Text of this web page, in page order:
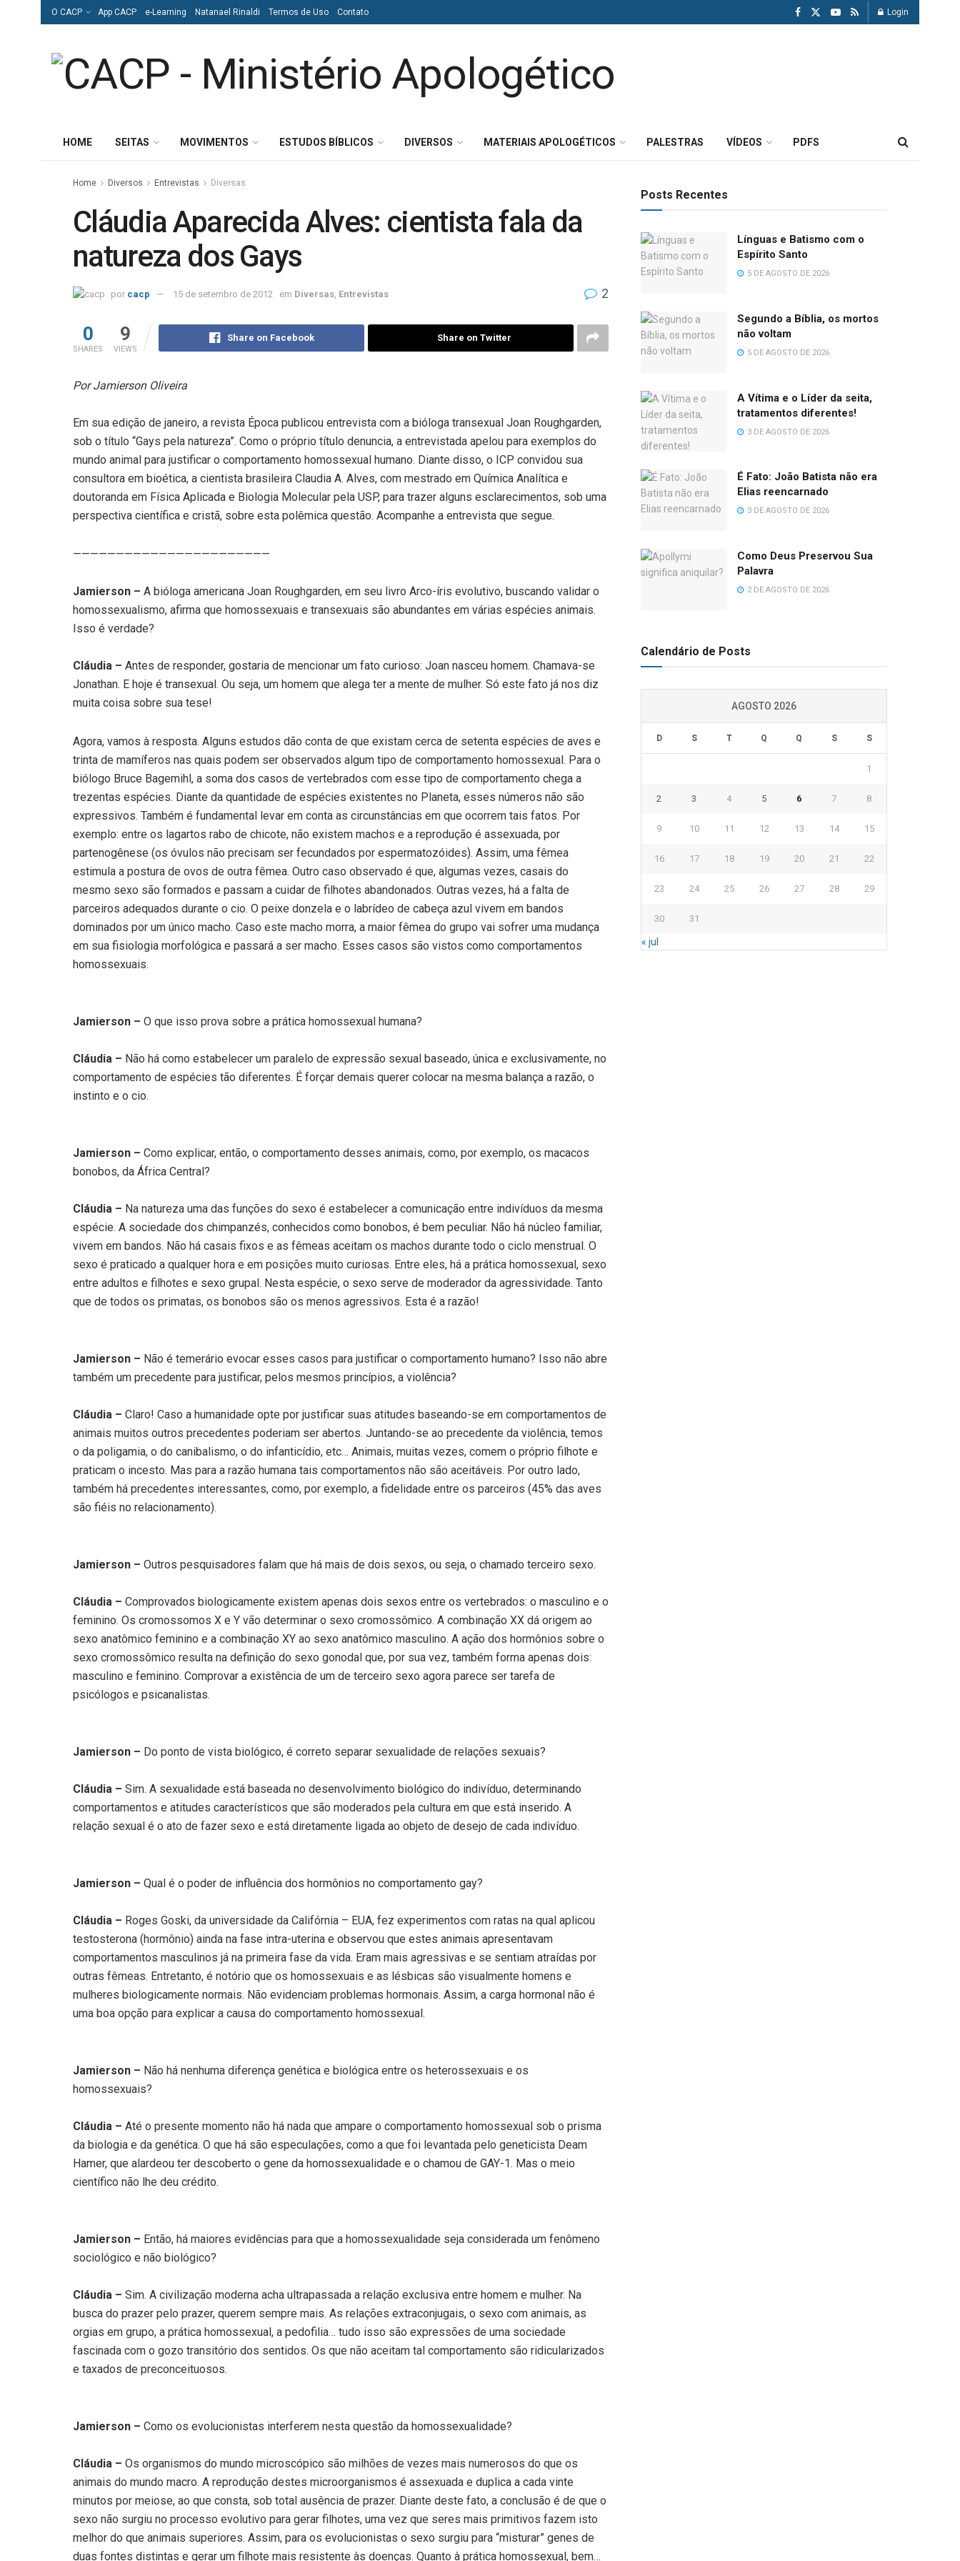
O CACP App CACP e-Learning Natanael Rinaldi Termos de Uso Contato Login
HOME SEITAS MOVIMENTOS ESTUDOS BÍBLICOS DIVERSOS MATERIAIS APOLOGÉTICOS PALESTRAS VÍDEOS PDFS
Home Diversos Entrevistas Diversas
Cláudia Aparecida Alves: cientista fala da
natureza dos Gays
por cacp 15 de setembro de 2012 em Diversas Entrevistas 2
0
SHARES
9
VIEWS
Share on Facebook Share on Twitter
Por Jamierson Oliveira
Em sua edição de janeiro, a revista Época publicou entrevista com a bióloga transexual Joan Roughgarden,
sob o título “Gays pela natureza”. Como o próprio título denuncia, a entrevistada apelou para exemplos do
mundo animal para justificar o comportamento homossexual humano. Diante disso, o ICP convidou sua
consultora em bioética, a cientista brasileira Claudia A. Alves, com mestrado em Química Analítica e
doutoranda em Física Aplicada e Biologia Molecular pela USP, para trazer alguns esclarecimentos, sob uma
perspectiva científica e cristã, sobre esta polêmica questão. Acompanhe a entrevista que segue.
———————————————————————
Jamierson – A bióloga americana Joan Roughgarden, em seu livro Arco-íris evolutivo, buscando validar o
homossexualismo, afirma que homossexuais e transexuais são abundantes em várias espécies animais.
Isso é verdade?
Cláudia – Antes de responder, gostaria de mencionar um fato curioso: Joan nasceu homem. Chamava-se
Jonathan. E hoje é transexual. Ou seja, um homem que alega ter a mente de mulher. Só este fato já nos diz
muita coisa sobre sua tese!
Agora, vamos à resposta. Alguns estudos dão conta de que existam cerca de setenta espécies de aves e
trinta de mamíferos nas quais podem ser observados algum tipo de comportamento homossexual. Para o
biólogo Bruce Bagemihl, a soma dos casos de vertebrados com esse tipo de comportamento chega a
trezentas espécies. Diante da quantidade de espécies existentes no Planeta, esses números não são
expressivos. Também é fundamental levar em conta as circunstâncias em que ocorrem tais fatos. Por
exemplo: entre os lagartos rabo de chicote, não existem machos e a reprodução é assexuada, por
partenogênese (os óvulos não precisam ser fecundados por espermatozóides). Assim, uma fêmea
estimula a postura de ovos de outra fêmea. Outro caso observado é que, algumas vezes, casais do
mesmo sexo são formados e passam a cuidar de filhotes abandonados. Outras vezes, há a falta de
parceiros adequados durante o cio. O peixe donzela e o labrídeo de cabeça azul vivem em bandos
dominados por um único macho. Caso este macho morra, a maior fêmea do grupo vai sofrer uma mudança
em sua fisiologia morfológica e passará a ser macho. Esses casos são vistos como comportamentos
homossexuais.
Jamierson – O que isso prova sobre a prática homossexual humana?
Cláudia – Não há como estabelecer um paralelo de expressão sexual baseado, única e exclusivamente, no
comportamento de espécies tão diferentes. É forçar demais querer colocar na mesma balança a razão, o
instinto e o cio.
Jamierson – Como explicar, então, o comportamento desses animais, como, por exemplo, os macacos
bonobos, da África Central?
Cláudia – Na natureza uma das funções do sexo é estabelecer a comunicação entre indivíduos da mesma
espécie. A sociedade dos chimpanzés, conhecidos como bonobos, é bem peculiar. Não há núcleo familiar,
vivem em bandos. Não há casais fixos e as fêmeas aceitam os machos durante todo o ciclo menstrual. O
sexo é praticado a qualquer hora e em posições muito curiosas. Entre eles, há a prática homossexual, sexo
entre adultos e filhotes e sexo grupal. Nesta espécie, o sexo serve de moderador da agressividade. Tanto
que de todos os primatas, os bonobos são os menos agressivos. Esta é a razão!
Jamierson – Não é temerário evocar esses casos para justificar o comportamento humano? Isso não abre
também um precedente para justificar, pelos mesmos princípios, a violência?
Cláudia – Claro! Caso a humanidade opte por justificar suas atitudes baseando-se em comportamentos de
animais muitos outros precedentes poderiam ser abertos. Juntando-se ao precedente da violência, temos
o da poligamia, o do canibalismo, o do infanticídio, etc… Animais, muitas vezes, comem o próprio filhote e
praticam o incesto. Mas para a razão humana tais comportamentos não são aceitáveis. Por outro lado,
também há precedentes interessantes, como, por exemplo, a fidelidade entre os parceiros (45% das aves
são fiéis no relacionamento).
Jamierson – Outros pesquisadores falam que há mais de dois sexos, ou seja, o chamado terceiro sexo.
Cláudia – Comprovados biologicamente existem apenas dois sexos entre os vertebrados: o masculino e o
feminino. Os cromossomos X e Y vão determinar o sexo cromossômico. A combinação XX dá origem ao
sexo anatômico feminino e a combinação XY ao sexo anatômico masculino. A ação dos hormônios sobre o
sexo cromossômico resulta na definição do sexo gonodal que, por sua vez, também forma apenas dois:
masculino e feminino. Comprovar a existência de um de terceiro sexo agora parece ser tarefa de
psicólogos e psicanalistas.
Jamierson – Do ponto de vista biológico, é correto separar sexualidade de relações sexuais?
Cláudia – Sim. A sexualidade está baseada no desenvolvimento biológico do indivíduo, determinando
comportamentos e atitudes característicos que são moderados pela cultura em que está inserido. A
relação sexual é o ato de fazer sexo e está diretamente ligada ao objeto de desejo de cada indivíduo.
Jamierson – Qual é o poder de influência dos hormônios no comportamento gay?
Cláudia – Roges Goski, da universidade da Califórnia – EUA, fez experimentos com ratas na qual aplicou
testosterona (hormônio) ainda na fase intra-uterina e observou que estes animais apresentavam
comportamentos masculinos já na primeira fase da vida. Eram mais agressivas e se sentiam atraídas por
outras fêmeas. Entretanto, é notório que os homossexuais e as lésbicas são visualmente homens e
mulheres biologicamente normais. Não evidenciam problemas hormonais. Assim, a carga hormonal não é
uma boa opção para explicar a causa do comportamento homossexual.
Jamierson – Não há nenhuma diferença genética e biológica entre os heterossexuais e os
homossexuais?
Cláudia – Até o presente momento não há nada que ampare o comportamento homossexual sob o prisma
da biologia e da genética. O que há são especulações, como a que foi levantada pelo geneticista Deam
Hamer, que alardeou ter descoberto o gene da homossexualidade e o chamou de GAY-1. Mas o meio
científico não lhe deu crédito.
Jamierson – Então, há maiores evidências para que a homossexualidade seja considerada um fenômeno
sociológico e não biológico?
Cláudia – Sim. A civilização moderna acha ultrapassada a relação exclusiva entre homem e mulher. Na
busca do prazer pelo prazer, querem sempre mais. As relações extraconjugais, o sexo com animais, as
orgias em grupo, a prática homossexual, a pedofilia… tudo isso são expressões de uma sociedade
fascinada com o gozo transitório dos sentidos. Os que não aceitam tal comportamento são ridicularizados
e taxados de preconceituosos.
Jamierson – Como os evolucionistas interferem nesta questão da homossexualidade?
Cláudia – Os organismos do mundo microscópico são milhões de vezes mais numerosos do que os
animais do mundo macro. A reprodução destes microorganismos é assexuada e duplica a cada vinte
minutos por meiose, ao que consta, sob total ausência de prazer. Diante deste fato, a conclusão é de que o
sexo não surgiu no processo evolutivo para gerar filhotes, uma vez que seres mais primitivos fazem isto
melhor do que animais superiores. Assim, para os evolucionistas o sexo surgiu para “misturar” genes de
duas fontes distintas e gerar um filhote mais resistente às doenças. Quanto à prática homossexual, bem…
Posts Recentes
Línguas e Batismo com o
Espírito Santo
5 DE AGOSTO DE 2026
Segundo a Bíblia, os mortos
não voltam
5 DE AGOSTO DE 2026
A Vítima e o Líder da seita,
tratamentos diferentes!
3 DE AGOSTO DE 2026
É Fato: João Batista não era
Elias reencarnado
3 DE AGOSTO DE 2026
Como Deus Preservou Sua
Palavra
2 DE AGOSTO DE 2026
Calendário de Posts
AGOSTO 2026
D S T Q Q S S
1
2 3 4 5 6 7 8
9 10 11 12 13 14 15
16 17 18 19 20 21 22
23 24 25 26 27 28 29
30 31
« jul